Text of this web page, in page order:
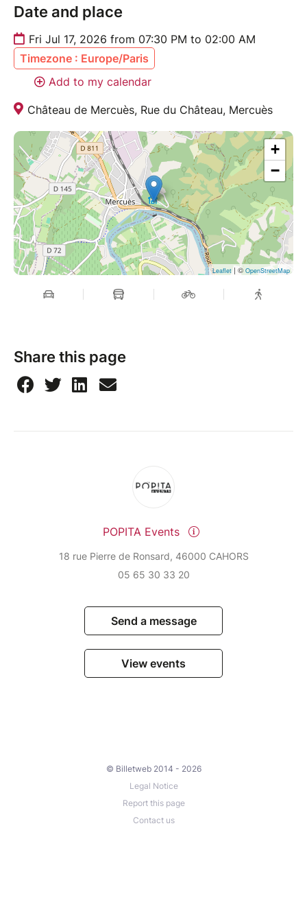
Date and place
Fri Jul 17, 2026 from 07:30 PM to 02:00 AM
Timezone : Europe/Paris
Add to my calendar
Château de Mercuès, Rue du Château, Mercuès
+
−
Leaflet | © OpenStreetMap
Share this page
POPITA Events
18 rue Pierre de Ronsard, 46000 CAHORS
05 65 30 33 20
Send a message
View events
© Billetweb 2014 - 2026
Legal Notice
Report this page
Contact us